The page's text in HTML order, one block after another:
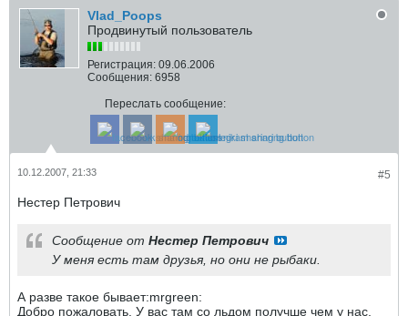
Vlad_Poops
Продвинутый пользователь
Регистрация: 09.06.2006
Сообщения: 6958
Переслать сообщение:
#5
10.12.2007, 21:33
Нестер Петрович
Сообщение от Нестер Петрович
У меня есть там друзья, но они не рыбаки.
А разве такое бывает:mrgreen:
Добро пожаловать. У вас там со льдом получше чем у нас.